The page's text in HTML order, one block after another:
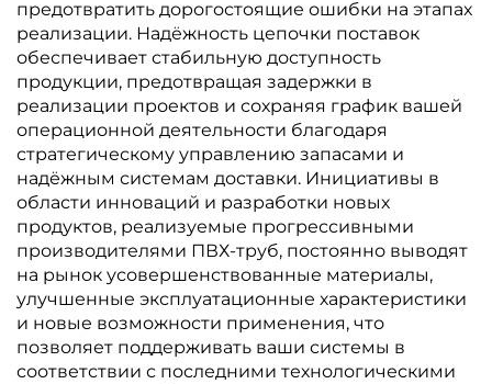
предотвратить дорогостоящие ошибки на этапах
реализации. Надёжность цепочки поставок
обеспечивает стабильную доступность
продукции, предотвращая задержки в
реализации проектов и сохраняя график вашей
операционной деятельности благодаря
стратегическому управлению запасами и
надёжным системам доставки. Инициативы в
области инноваций и разработки новых
продуктов, реализуемые прогрессивными
производителями ПВХ-труб, постоянно выводят
на рынок усовершенствованные материалы,
улучшенные эксплуатационные характеристики
и новые возможности применения, что
позволяет поддерживать ваши системы в
соответствии с последними технологическими